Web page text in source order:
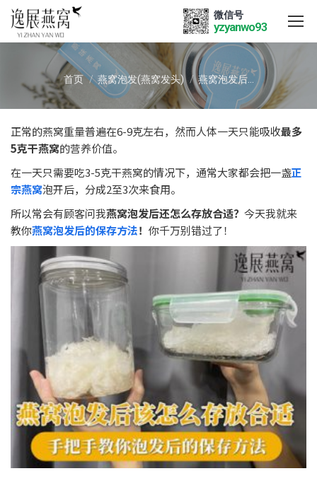
微信号
yzyanwo93
您在这里：
首页 燕窝泡发(燕窝发头) 燕窝泡发后…
正常的燕窝重量普遍在6-9克左右，然而人体一天只能吸收最多
5克干燕窝的营养价值。
在一天只需要吃3-5克干燕窝的情况下，通常大家都会把一盏正
宗燕窝泡开后，分成2至3次来食用。
所以常会有顾客问我燕窝泡发后还怎么存放合适？ 今天我就来
教你燕窝泡发后的保存方法！ 你千万别错过了！